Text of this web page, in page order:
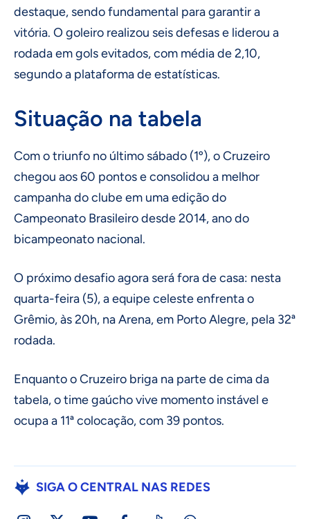
destaque, sendo fundamental para garantir a
vitória. O goleiro realizou seis defesas e liderou a
rodada em gols evitados, com média de 2,10,
segundo a plataforma de estatísticas.
Situação na tabela
Com o triunfo no último sábado (1º), o Cruzeiro
chegou aos 60 pontos e consolidou a melhor
campanha do clube em uma edição do
Campeonato Brasileiro desde 2014, ano do
bicampeonato nacional.
O próximo desafio agora será fora de casa: nesta
quarta-feira (5), a equipe celeste enfrenta o
Grêmio, às 20h, na Arena, em Porto Alegre, pela 32ª
rodada.
Enquanto o Cruzeiro briga na parte de cima da
tabela, o time gaúcho vive momento instável e
ocupa a 11ª colocação, com 39 pontos.
SIGA O CENTRAL NAS REDES